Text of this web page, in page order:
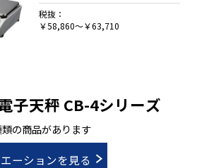
子天秤 CB-4シリーズ
の商品があります
ーションを見る
税抜：
￥58,860～￥63,710